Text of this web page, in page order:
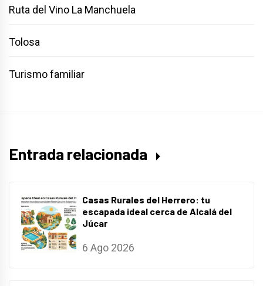
Ruta del Vino La Manchuela
Tolosa
Turismo familiar
Entrada relacionada
Casas Rurales del Herrero: tu
escapada ideal cerca de Alcalá del
Júcar
6 Ago 2026